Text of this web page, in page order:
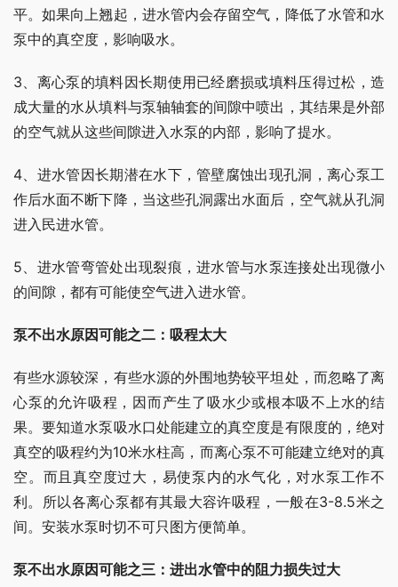
平。如果向上翘起，进水管内会存留空气，降低了水管和水
泵中的真空度，影响吸水。
3、离心泵的填料因长期使用已经磨损或填料压得过松，造
成大量的水从填料与泵轴轴套的间隙中喷出，其结果是外部
的空气就从这些间隙进入水泵的内部，影响了提水。
4、进水管因长期潜在水下，管壁腐蚀出现孔洞，离心泵工
作后水面不断下降，当这些孔洞露出水面后，空气就从孔洞
进入民进水管。
5、进水管弯管处出现裂痕，进水管与水泵连接处出现微小
的间隙，都有可能使空气进入进水管。
泵不出水原因可能之二：吸程太大
有些水源较深，有些水源的外围地势较平坦处，而忽略了离
心泵的允许吸程，因而产生了吸水少或根本吸不上水的结
果。要知道水泵吸水口处能建立的真空度是有限度的，绝对
真空的吸程约为10米水柱高，而离心泵不可能建立绝对的真
空。而且真空度过大，易使泵内的水气化，对水泵工作不
利。所以各离心泵都有其最大容许吸程，一般在3-8.5米之
间。安装水泵时切不可只图方便简单。
泵不出水原因可能之三：进出水管中的阻力损失过大